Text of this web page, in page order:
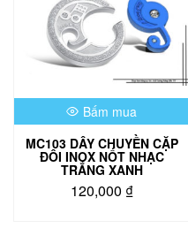
Bấm mua
MC103 DÂY CHUYỀN CẶP
ĐÔI INOX NỐT NHẠC
TRẮNG XANH
120,000 ₫